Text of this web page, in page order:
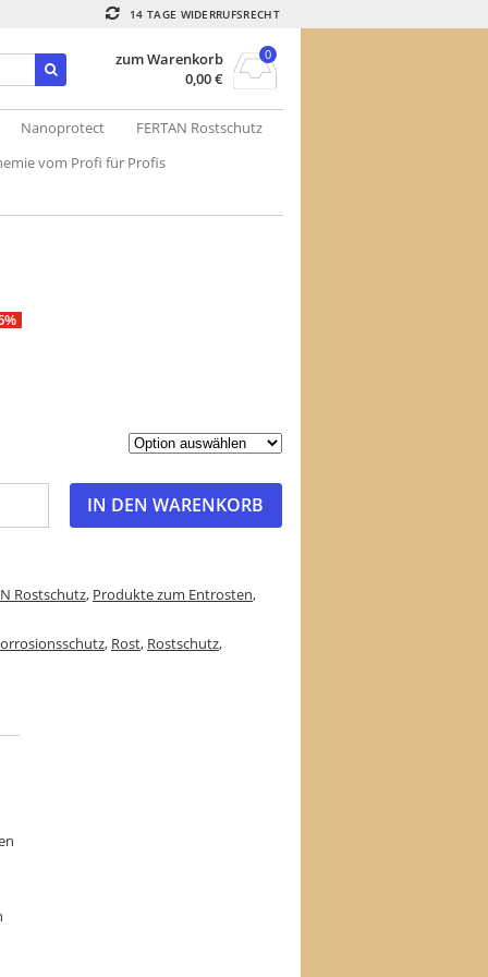
14 TAGE WIDERRUFSRECHT
zum Warenkorb
0,00€
0
Nanoprotect
FERTAN Rostschutz
vom Profi für Profis
IN DEN WARENKORB
Rostschutz, Produkte zum Entrosten,
, Rost, Rostschutz,